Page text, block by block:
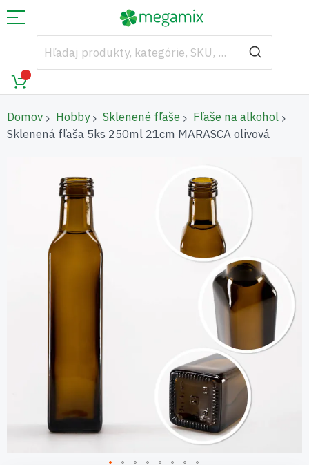
Domov Hobby Sklenené fľaše
Fľaše na alkohol
Sklenená fľaša 5ks 250ml 21cm MARASCA olivová